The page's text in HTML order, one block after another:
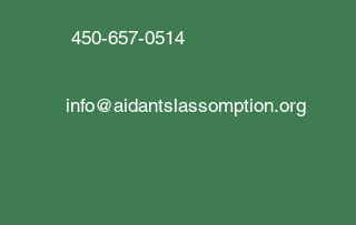
450-657-0514
info@aidantslassomption.org